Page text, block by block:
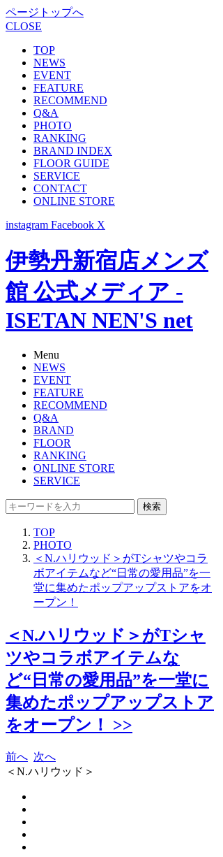
ページトップへ
CLOSE
TOP
NEWS
EVENT
FEATURE
RECOMMEND
Q&A
PHOTO
RANKING
BRAND INDEX
FLOOR GUIDE
SERVICE
CONTACT
ONLINE STORE
instagram Facebook X
伊勢丹新宿店メンズ
館 公式メディア -
ISETAN NEN'S net
Menu
NEWS
EVENT
FEATURE
RECOMMEND
Q&A
BRAND
FLOOR
RANKING
ONLINE STORE
SERVICE
検索
TOP
PHOTO
＜N.ハリウッド＞がTシャツやコラ
ボアイテムなど“日常の愛用品”を一
堂に集めたポップアップストアをオ
ープン！
＜N.ハリウッド＞がTシャ
ツやコラボアイテムな
ど“日常の愛用品”を一堂に
集めたポップアップストア
をオープン！ >>
前へ 次へ
＜N.ハリウッド＞